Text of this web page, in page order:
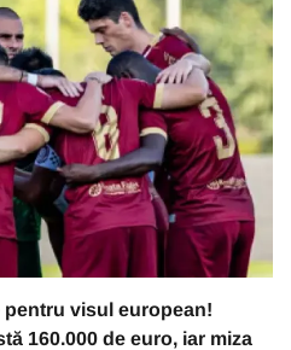
pentru visul european!
160.000 de euro, iar miza